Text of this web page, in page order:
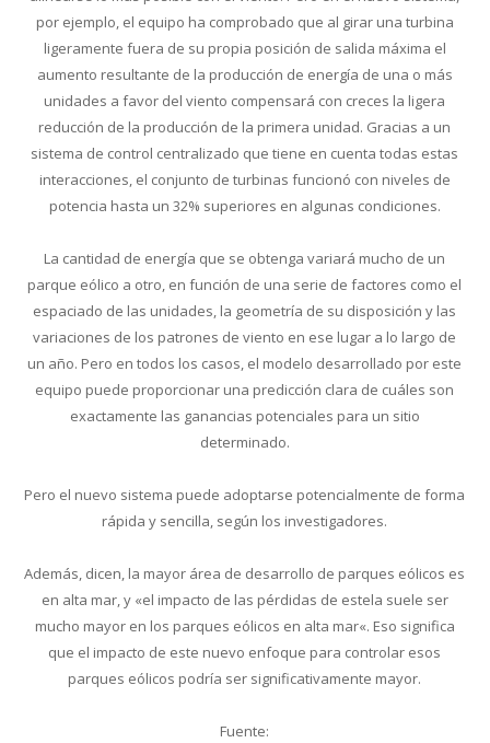
por ejemplo, el equipo ha comprobado que al girar una turbina
ligeramente fuera de su propia posición de salida máxima el
aumento resultante de la producción de energía de una o más
unidades a favor del viento compensará con creces la ligera
reducción de la producción de la primera unidad. Gracias a un
sistema de control centralizado que tiene en cuenta todas estas
interacciones, el conjunto de turbinas funcionó con niveles de
potencia hasta un 32% superiores en algunas condiciones.
La cantidad de energía que se obtenga variará mucho de un
parque eólico a otro, en función de una serie de factores como el
espaciado de las unidades, la geometría de su disposición y las
variaciones de los patrones de viento en ese lugar a lo largo de
un año. Pero en todos los casos, el modelo desarrollado por este
equipo puede proporcionar una predicción clara de cuáles son
exactamente las ganancias potenciales para un sitio
determinado.
Pero el nuevo sistema puede adoptarse potencialmente de forma
rápida y sencilla, según los investigadores.
Además, dicen, la mayor área de desarrollo de parques eólicos es
en alta mar, y «el impacto de las pérdidas de estela suele ser
mucho mayor en los parques eólicos en alta mar«. Eso significa
que el impacto de este nuevo enfoque para controlar esos
parques eólicos podría ser significativamente mayor.
Fuente: